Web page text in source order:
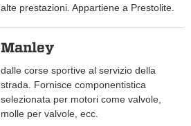
alte prestazioni. Appartiene a Prestolite.
Manley
dalle corse sportive al servizio della
strada. Fornisce componentistica
selezionata per motori come valvole,
molle per valvole, ecc.